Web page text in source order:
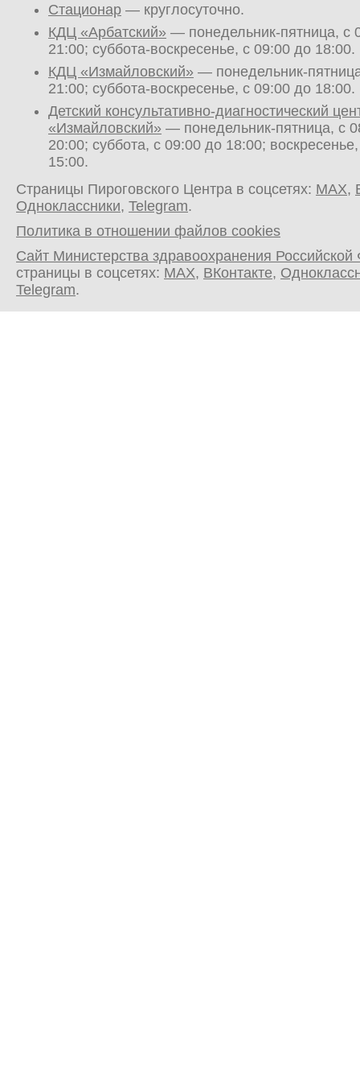
Стационар — круглосуточно.
КДЦ «Арбатский» — понедельник-пятница, с
21:00; суббота-воскресенье, с 09:00 до 18:00.
КДЦ «Измайловский» — понедельник-
21:00; суббота-воскресенье, с 09:00 до 18:00.
Детский консультативно-диагностический
«Измайловский» — понедельник-пятница, с
20:00; суббота, с 09:00 до 18:00;
15:00.
Страницы Пироговского Центра в соцсетях: MAX,
Одноклассники, Telegram.
Политика в отношении файлов cookies
Сайт Министерства здравоохранения
страницы в соцсетях: MAX, ВКонтакте,
Telegram.